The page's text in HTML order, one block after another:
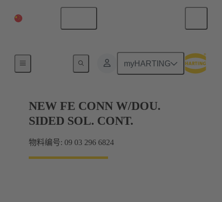
myHARTING
主板到子插件板连接
NEW FE CONN W/DOU.
SIDED SOL. CONT.
物料编号: 09 03 296 6824